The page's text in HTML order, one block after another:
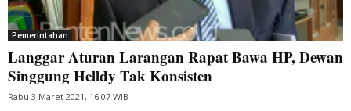
Pemerintahan
Langgar Aturan Larangan Rapat Bawa HP, Dewan
Singgung Helldy Tak Konsisten
Rabu 3 Maret 2021, 16:07 WIB